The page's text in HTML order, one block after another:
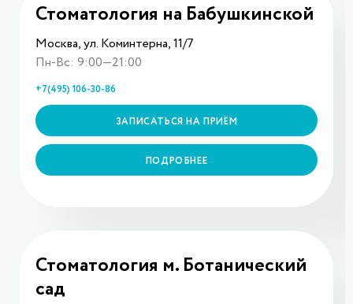
Стоматология на Бабушкинской
Москва, ул. Коминтерна, 11/7
Пн-Вс: 9:00—21:00
+7(495) 106-30-86
ЗАПИСАТЬСЯ НА ПРИЁМ
ПОДРОБНЕЕ
Стоматология м. Ботанический
сад